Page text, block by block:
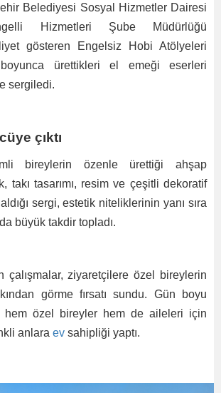
Belediyesi Sosyal Hizmetler Dairesi
Hizmetleri Şube Müdürlüğü
gösteren Engelsiz Hobi Atölyeleri
ürettikleri el emeği eserleri
sergiledi.
çıktı
bireylerin özenle ürettiği ahşap
takı tasarımı, resim ve çeşitli dekoratif
sergi, estetik niteliklerinin yanı sıra
büyük takdir topladı.
çalışmalar, ziyaretçilere özel bireylerin
görme fırsatı sundu. Gün boyu
hem özel bireyler hem de aileleri için
anlara ev sahipliği yaptı.